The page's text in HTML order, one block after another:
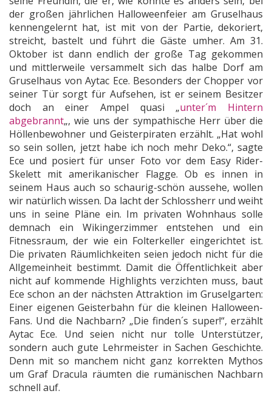
der großen jährlichen Halloweenfeier am Gruselhaus
kennengelernt hat, ist mit von der Partie, dekoriert,
streicht, bastelt und führt die Gäste umher. Am 31.
Oktober ist dann endlich der große Tag gekommen
und mittlerweile versammelt sich das halbe Dorf am
Gruselhaus von Aytac Ece. Besonders der Chopper vor
seiner Tür sorgt für Aufsehen, ist er seinem Besitzer
doch an einer Ampel quasi „unter´m Hintern
abgebrannt„, wie uns der sympathische Herr über die
Höllenbewohner und Geisterpiraten erzählt. „Hat wohl
so sein sollen, jetzt habe ich noch mehr Deko.“, sagte
Ece und posiert für unser Foto vor dem Easy Rider-
Skelett mit amerikanischer Flagge. Ob es innen in
seinem Haus auch so schaurig-schön aussehe, wollen
wir natürlich wissen. Da lacht der Schlossherr und weiht
uns in seine Pläne ein. Im privaten Wohnhaus solle
demnach ein Wikingerzimmer entstehen und ein
Fitnessraum, der wie ein Folterkeller eingerichtet ist.
Die privaten Räumlichkeiten seien jedoch nicht für die
Allgemeinheit bestimmt. Damit die Öffentlichkeit aber
nicht auf kommende Highlights verzichten muss, baut
Ece schon an der nächsten Attraktion im Gruselgarten:
Einer eigenen Geisterbahn für die kleinen Halloween-
Fans. Und die Nachbarn? „Die finden´s super!“, erzählt
Aytac Ece. Und seien nicht nur tolle Unterstützer,
sondern auch gute Lehrmeister in Sachen Geschichte.
Denn mit so manchem nicht ganz korrekten Mythos
um Graf Dracula räumten die rumänischen Nachbarn
schnell auf.